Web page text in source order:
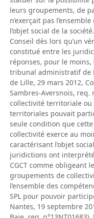
leurs groupements, de
n’exerçait pas
l’objet social de la
Conseil dès lors qu’un
constitué entre les
réponses, pour le
tribunal administratif de
de Lille, 29 mars 2012,
Sambres-Aversnois, req.
collectivité territoriale
territoriales pouvait
seule condition que
collectivité exerce au
caractérisant l’objet
juridictions ont
CGCT comme obligeant
groupements de
l’ensemble des
SPL pour pouvoir
Nantes, 19 septembre